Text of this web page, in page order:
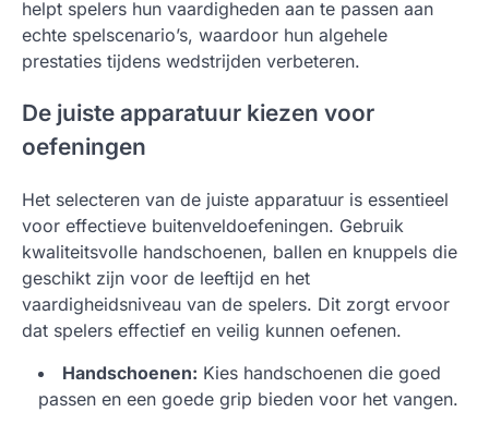
helpt spelers hun vaardigheden aan te passen aan
echte spelscenario’s, waardoor hun algehele
prestaties tijdens wedstrijden verbeteren.
De juiste apparatuur kiezen voor
oefeningen
Het selecteren van de juiste apparatuur is essentieel
voor effectieve buitenveldoefeningen. Gebruik
kwaliteitsvolle handschoenen, ballen en knuppels die
geschikt zijn voor de leeftijd en het
vaardigheidsniveau van de spelers. Dit zorgt ervoor
dat spelers effectief en veilig kunnen oefenen.
Handschoenen: Kies handschoenen die goed
passen en een goede grip bieden voor het vangen.